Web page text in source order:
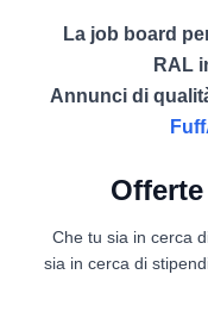
La job board
RAL
Annunci di
Che tu sia in cerca
sia in cerca di